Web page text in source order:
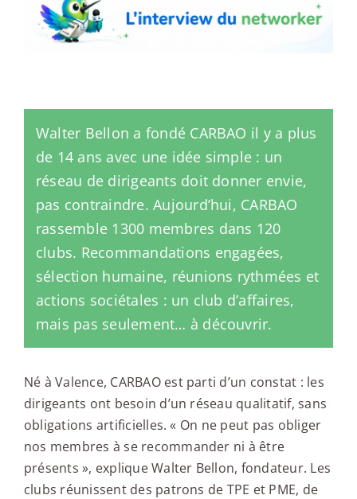
Walter Bellon a fondé CARBAO il y a plus
de 14 ans avec une idée simple : un
réseau de dirigeants doit donner envie,
pas contraindre. Aujourd’hui, CARBAO
rassemble 1300 membres dans 120
clubs. Recommandations engagées,
sélection humaine, réunions rythmées et
actions sociétales : un club d’affaires,
mais pas seulement… à découvrir.
Né à Valence, CARBAO est parti d’un constat : les
dirigeants ont besoin d’un réseau qualitatif, sans
obligations artificielles. « On ne peut pas obliger
nos membres à se recommander ni à être
présents », explique Walter Bellon, fondateur. Les
clubs réunissent des patrons de TPE et PME, de